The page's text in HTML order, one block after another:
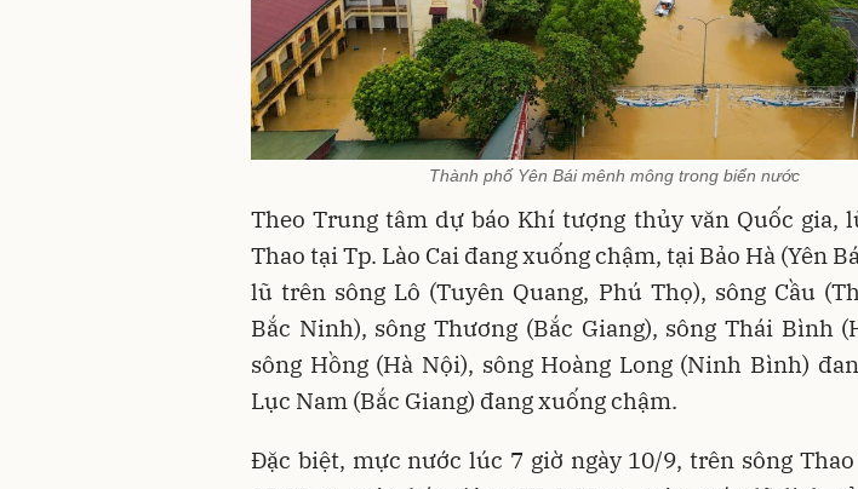
Thành phố Yên Bái mênh mông trong biển nước
Theo Trung tâm dự báo Khí tượng thủy văn Quốc gia,
Thao tại Tp. Lào Cai đang xuống chậm, tại Bảo Hà (Yên
lũ trên sông Lô (Tuyên Quang, Phú Thọ), sông Cầu
Bắc Ninh), sông Thương (Bắc Giang), sông Thái Bình
sông Hồng (Hà Nội), sông Hoàng Long (Ninh Bình)
Lục Nam (Bắc Giang) đang xuống chậm.
Đặc biệt, mực nước lúc 7 giờ ngày 10/9, trên sông